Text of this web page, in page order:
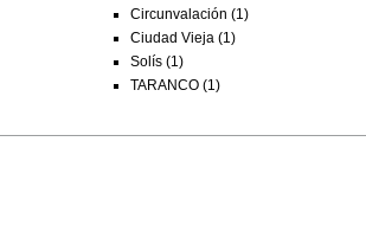
Circunvalación (1)
Ciudad Vieja (1)
Solís (1)
TARANCO (1)